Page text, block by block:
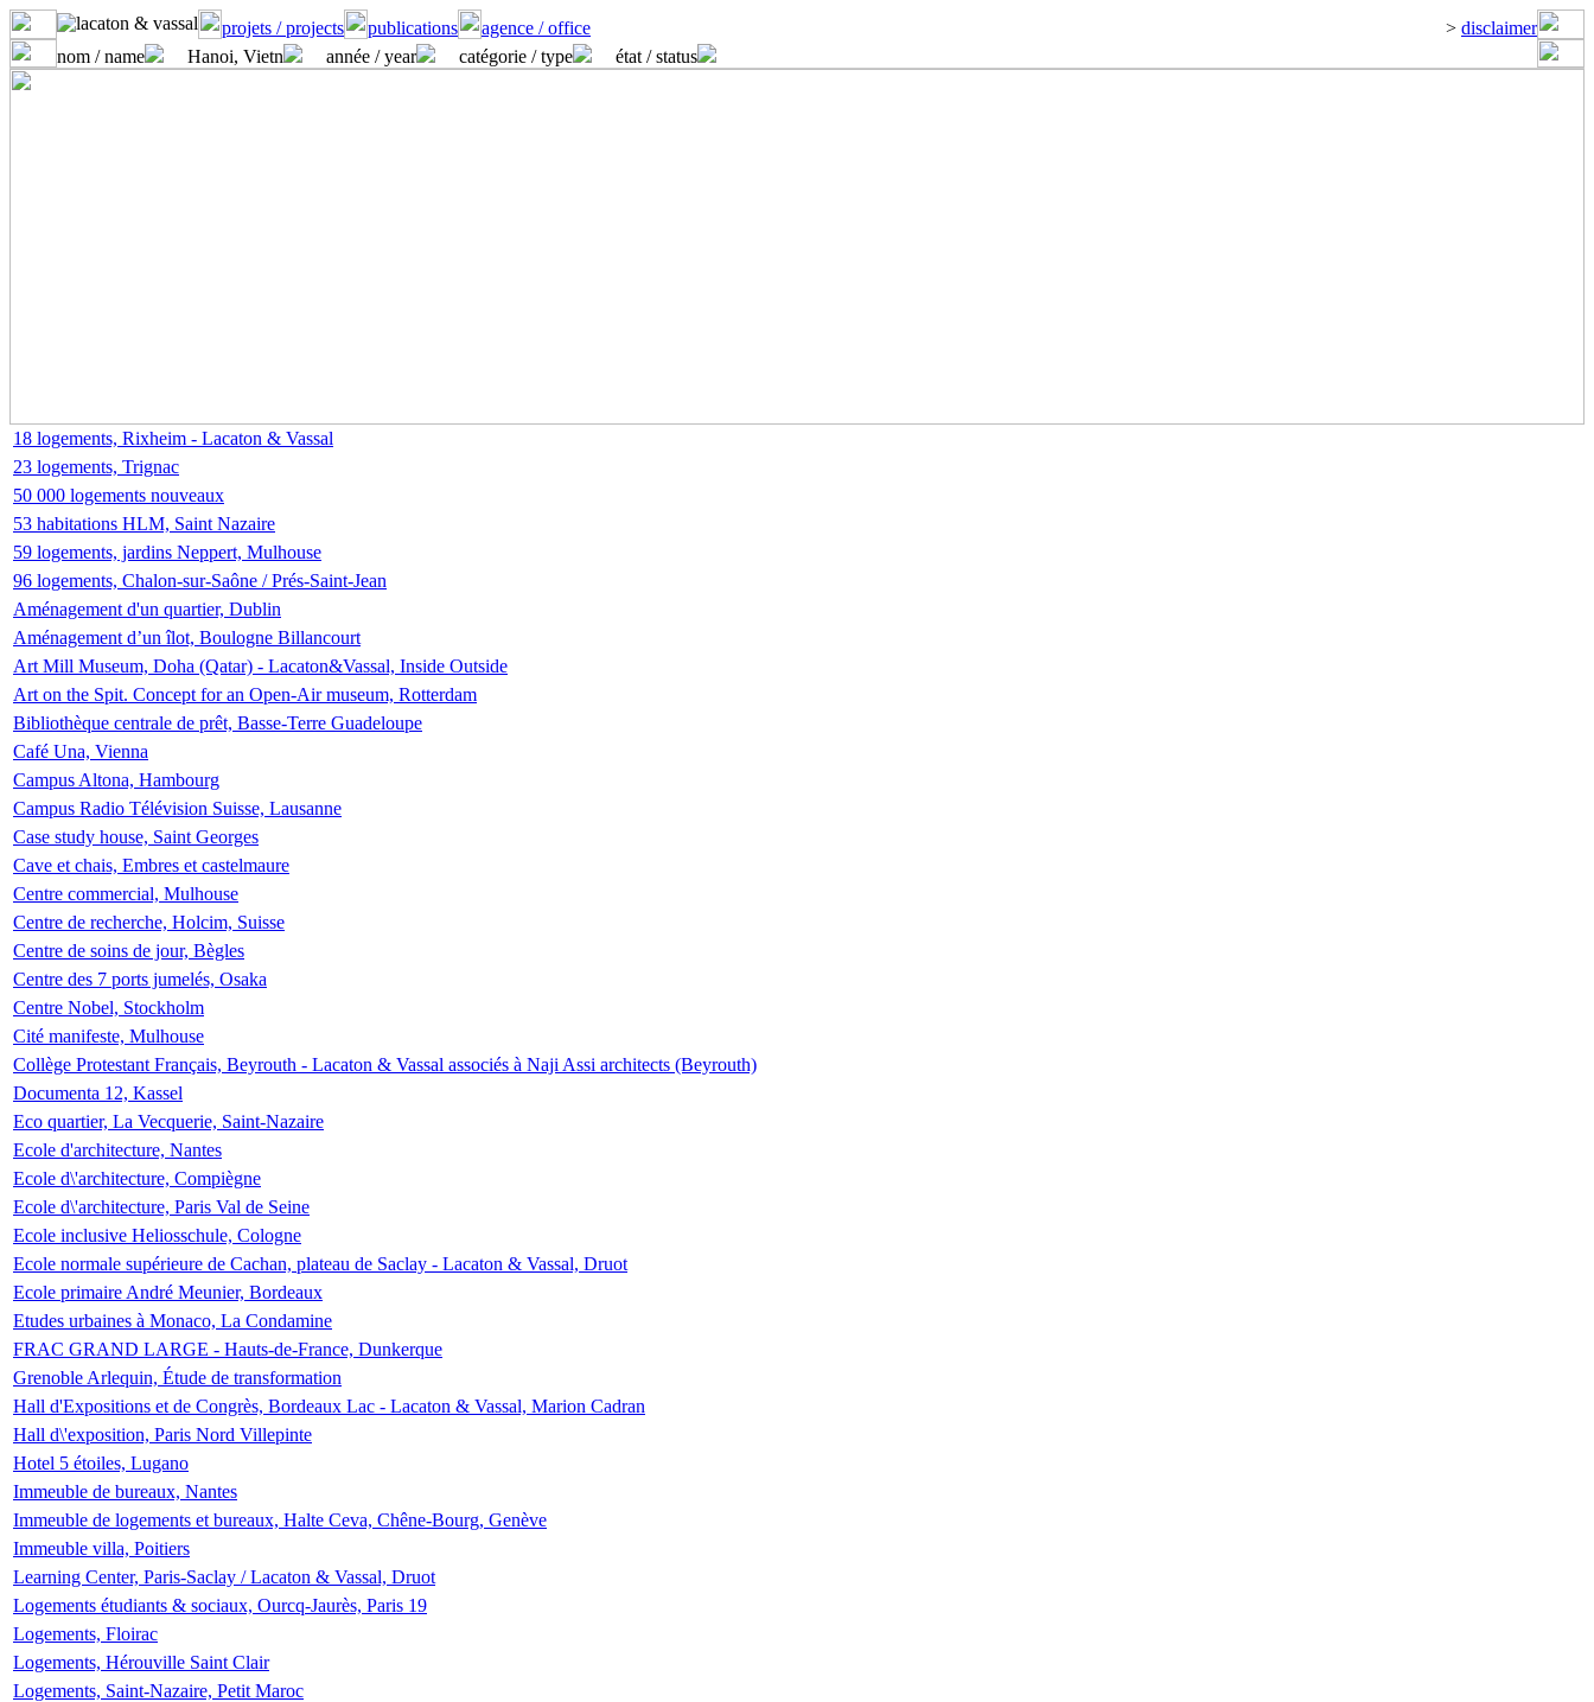
projets / projects publications agence / office > disclaimer
nom / name
Hanoi, Vietn année / year catégorie / type état / status
18 logements, Rixheim - Lacaton & Vassal
23 logements, Trignac
50 000 logements nouveaux
53 habitations HLM, Saint Nazaire
59 logements, jardins Neppert, Mulhouse
96 logements, Chalon-sur-Saône / Prés-Saint-Jean
Aménagement d'un quartier, Dublin
Aménagement d’un îlot, Boulogne Billancourt
Art Mill Museum, Doha (Qatar) - Lacaton&Vassal, Inside Outside
Art on the Spit. Concept for an Open-Air museum, Rotterdam
Bibliothèque centrale de prêt, Basse-Terre Guadeloupe
Café Una, Vienna
Campus Altona, Hambourg
Campus Radio Télévision Suisse, Lausanne
Case study house, Saint Georges
Cave et chais, Embres et castelmaure
Centre commercial, Mulhouse
Centre de recherche, Holcim, Suisse
Centre de soins de jour, Bègles
Centre des 7 ports jumelés, Osaka
Centre Nobel, Stockholm
Cité manifeste, Mulhouse
Collège Protestant Français, Beyrouth - Lacaton & Vassal associés à Naji Assi architects (Beyrouth)
Documenta 12, Kassel
Eco quartier, La Vecquerie, Saint-Nazaire
Ecole d'architecture, Nantes
Ecole d\'architecture, Compiègne
Ecole d\'architecture, Paris Val de Seine
Ecole inclusive Heliosschule, Cologne
Ecole normale supérieure de Cachan, plateau de Saclay - Lacaton & Vassal, Druot
Ecole primaire André Meunier, Bordeaux
Etudes urbaines à Monaco, La Condamine
FRAC GRAND LARGE - Hauts-de-France, Dunkerque
Grenoble Arlequin, Étude de transformation
Hall d'Expositions et de Congrès, Bordeaux Lac - Lacaton & Vassal, Marion Cadran
Hall d\'exposition, Paris Nord Villepinte
Hotel 5 étoiles, Lugano
Immeuble de bureaux, Nantes
Immeuble de logements et bureaux, Halte Ceva, Chêne-Bourg, Genève
Immeuble villa, Poitiers
Learning Center, Paris-Saclay / Lacaton & Vassal, Druot
Logements étudiants & sociaux, Ourcq-Jaurès, Paris 19
Logements, Floirac
Logements, Hérouville Saint Clair
Logements, Saint-Nazaire, Petit Maroc